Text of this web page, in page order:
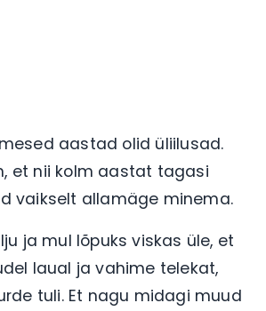
aastad olid üliilusad.
et nii kolm aastat tagasi
vaikselt allamäge minema.
ja mul lõpuks viskas üle, et
laual ja vahime telekat,
tuli. Et nagu midagi muud